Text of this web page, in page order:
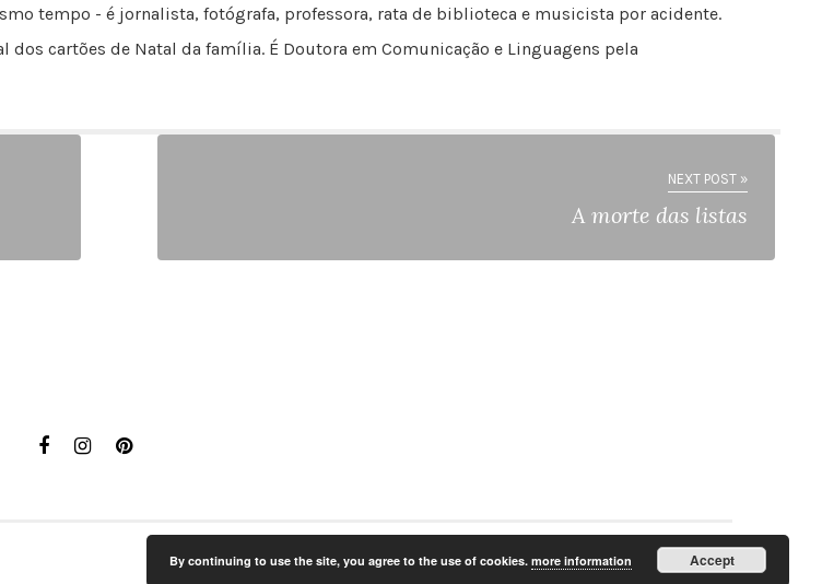
tempo - é jornalista, fotógrafa, professora, rata de biblioteca e musicista por acidente.
dos cartões de Natal da família. É Doutora em Comunicação e Linguagens pela
NEXT POST »
A morte das listas
By continuing to use the site, you agree to the use of cookies. more information Accept